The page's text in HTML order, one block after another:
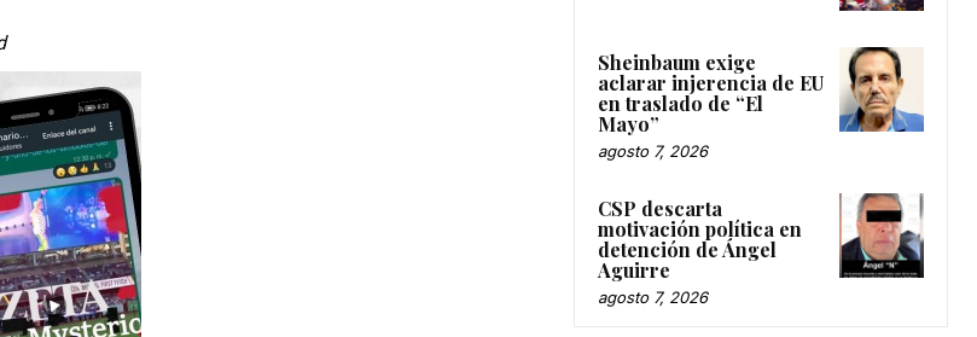
Sheinbaum exige
aclarar injerencia de EU
en traslado de “El
Mayo”
agosto 7, 2026
CSP descarta
motivación política en
detención de Ángel
Aguirre
agosto 7, 2026